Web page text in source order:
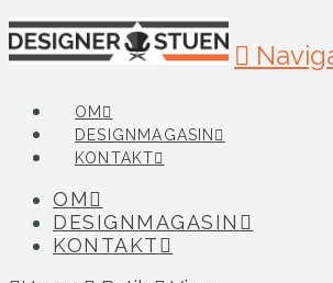
OM
DESIGNMAGASIN
KONTAKT
OM
DESIGNMAGASIN
KONTAKT